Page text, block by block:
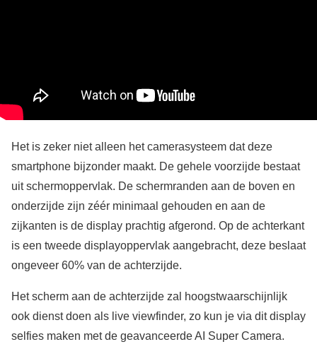
Het is zeker niet alleen het camerasysteem dat deze
smartphone bijzonder maakt. De gehele voorzijde bestaat
uit schermoppervlak. De schermranden aan de boven en
onderzijde zijn zéér minimaal gehouden en aan de
zijkanten is de display prachtig afgerond. Op de achterkant
is een tweede displayoppervlak aangebracht, deze beslaat
ongeveer 60% van de achterzijde.
Het scherm aan de achterzijde zal hoogstwaarschijnlijk
ook dienst doen als live viewfinder, zo kun je via dit display
selfies maken met de geavanceerde AI Super Camera.